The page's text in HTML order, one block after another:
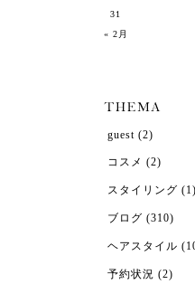
« 2月
31
guest (2)
コスメ (2)
スタイリング (1)
ブログ (310)
ヘアスタイル
予約状況 (2)